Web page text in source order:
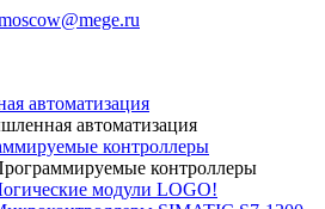
автоматизация
автоматизация
контроллеры
контроллеры
модули LOGO!